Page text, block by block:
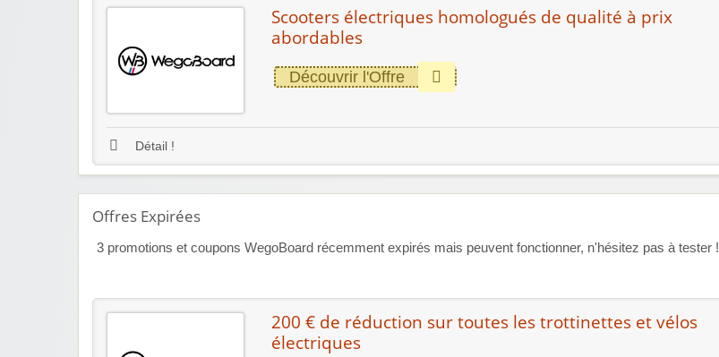
Scooters électriques homologués de qualité à prix
abordables
Découvrir l'Offre
Détail !
Offres Expirées
3 promotions et coupons WegoBoard récemment expirés mais peuvent fonctionner, n'hésitez pas à tester !
200 € de réduction sur toutes les trottinettes et vélos
électriques